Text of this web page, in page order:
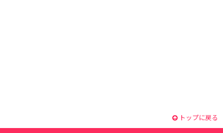
トップに戻る